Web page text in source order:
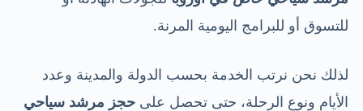
للتسوق أو للبرامج اليومية المرنة.
لذلك نحن نرتب الخدمة بحسب الدولة والمدينة وعدد
الأيام ونوع الرحلة، حتى تحصل على حجز مرشد سياحي